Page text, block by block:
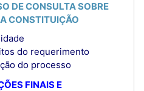
DE CONSULTA SOBRE
CONSTITUIÇÃO
do requerimento
do processo
FINAIS E